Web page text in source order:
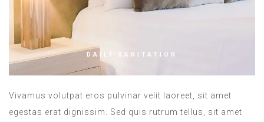
DAILY SANITATION
Vivamus volutpat eros pulvinar velit laoreet, sit amet
egestas erat dignissim. Sed quis rutrum tellus, sit amet